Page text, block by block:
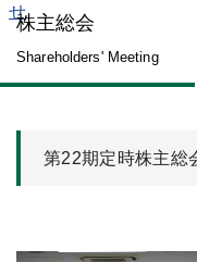
せ
Shareholders' Meeting
株主総会
第22期定時株主総